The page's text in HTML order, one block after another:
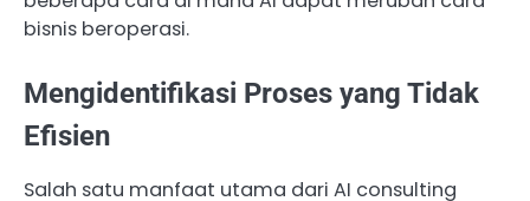
bisnis beroperasi.
Mengidentifikasi Proses yang Tidak
Efisien
Salah satu manfaat utama dari AI consulting